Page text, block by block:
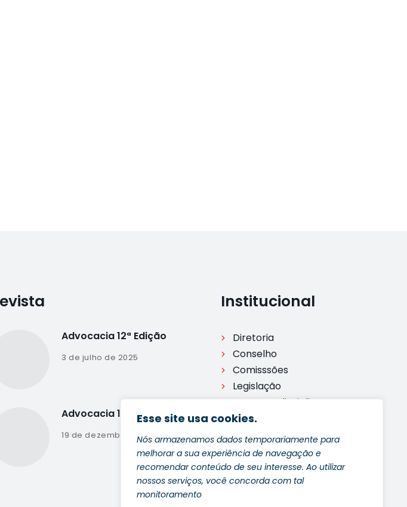
Esse site usa cookies.
Nós armazenamos dados temporariamente para
melhorar a sua experiência de navegação e
recomendar conteúdo de seu interesse. Ao utilizar
nossos serviços, você concorda com tal
monitoramento
Advocacia 12ª Edição
3 de julho de 2025
Advocacia 11ª Edição
19 de dezembro de 2024
Institucional
Diretoria
Conselho
Comisssões
Legislação
Processo disciplinar
Ouvidoria